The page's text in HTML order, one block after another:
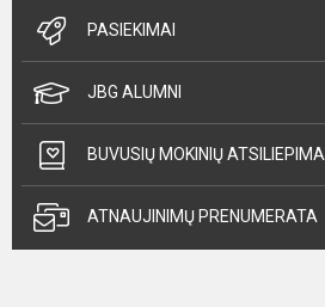
PASIEKIMAI
JBG ALUMNI
BUVUSIŲ MOKINIŲ ATSILIEPIMAI
ATNAUJINIMŲ PRENUMERATA